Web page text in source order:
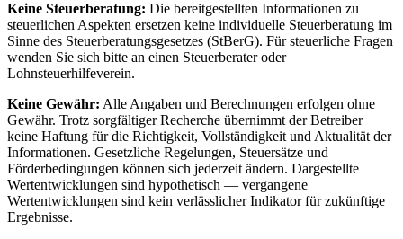
Keine Steuerberatung: Die bereitgestellten Informationen zu
steuerlichen Aspekten ersetzen keine individuelle Steuerberatung im
Sinne des Steuerberatungsgesetzes (StBerG). Für steuerliche Fragen
wenden Sie sich bitte an einen Steuerberater oder
Lohnsteuerhilfeverein.
Keine Gewähr: Alle Angaben und Berechnungen erfolgen ohne
Gewähr. Trotz sorgfältiger Recherche übernimmt der Betreiber
keine Haftung für die Richtigkeit, Vollständigkeit und Aktualität der
Informationen. Gesetzliche Regelungen, Steuersätze und
Förderbedingungen können sich jederzeit ändern. Dargestellte
Wertentwicklungen sind hypothetisch — vergangene
Wertentwicklungen sind kein verlässlicher Indikator für zukünftige
Ergebnisse.